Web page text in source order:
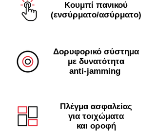
Κουμπί πανικού
(ενσύρματο/ασύρματο)
Δορυφορικό σύστημα
με δυνατότητα
anti-jamming
Πλέγμα ασφαλείας
για τοιχώματα
και οροφή